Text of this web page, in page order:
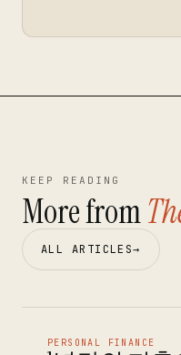
KEEP READING
More from
ALL ARTICLES→
PERSONAL FINANCE